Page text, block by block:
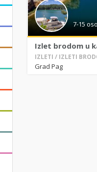
7-15
Izlet brodom u
IZLETI / IZLETI
Grad Pag